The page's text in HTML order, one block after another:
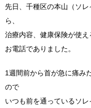
先日、千種区の本山（ソ
ら、
治療内容、健康保険が使
お電話でありました。
1週間前から首が急に痛み
ので
いつも前を通っているソ